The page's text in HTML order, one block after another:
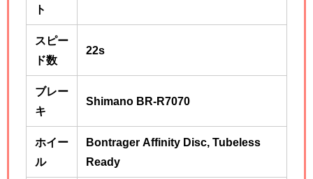
ト
スピー
ド数
22s
ブレー
キ
Shimano BR-R7070
ホイー
ル
Bontrager Affinity Disc, Tubeless
Ready